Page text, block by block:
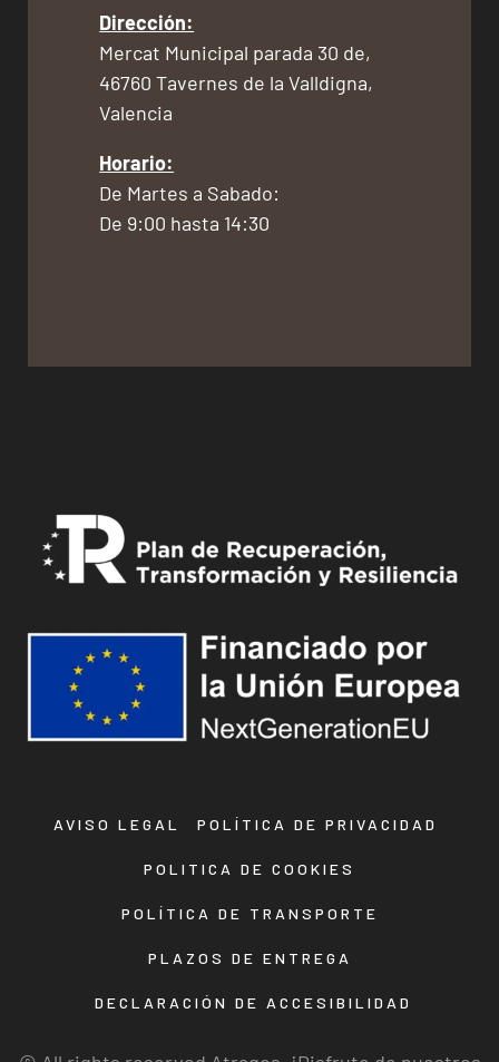
Dirección:
Mercat Municipal parada 30 de,
46760 Tavernes de la Valldigna,
Valencia
Horario:
De Martes a Sabado:
De 9:00 hasta 14:30
AVISO LEGAL POLÍTICA DE PRIVACIDAD
POLITICA DE COOKIES
POLÍTICA DE TRANSPORTE
PLAZOS DE ENTREGA
DECLARACIÓN DE ACCESIBILIDAD